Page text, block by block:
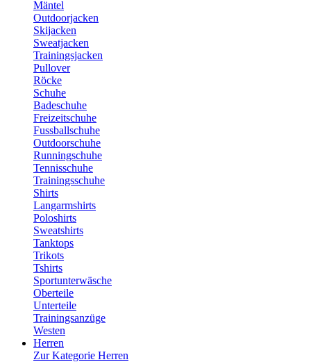
Mäntel
Outdoorjacken
Skijacken
Sweatjacken
Trainingsjacken
Pullover
Röcke
Schuhe
Badeschuhe
Freizeitschuhe
Fussballschuhe
Outdoorschuhe
Runningschuhe
Tennisschuhe
Trainingsschuhe
Shirts
Langarmshirts
Poloshirts
Sweatshirts
Tanktops
Trikots
Tshirts
Sportunterwäsche
Oberteile
Unterteile
Trainingsanzüge
Westen
Herren
Zur Kategorie Herren